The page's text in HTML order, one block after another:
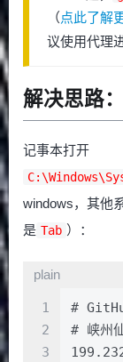
（点此了解
议使用代理
解决思路
记事本打开
windows，其他
是 Tab ）：
plain
1
2
3
#
# 峡州